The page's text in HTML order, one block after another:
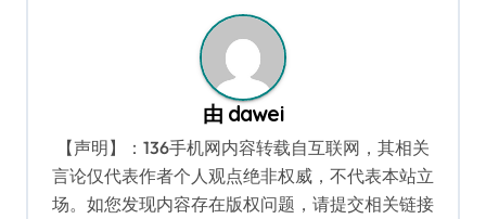
由 dawei
【声明】：136手机网内容转载自互联网，其相关
言论仅代表作者个人观点绝非权威，不代表本站立
场。如您发现内容存在版权问题，请提交相关链接